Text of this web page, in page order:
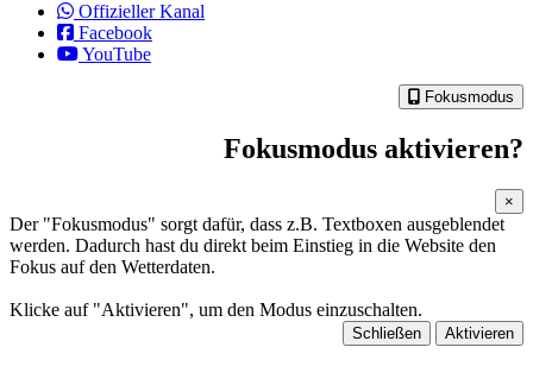
Offizieller Kanal
Facebook
YouTube
Fokusmodus
Fokusmodus aktivieren?
×
Der "Fokusmodus" sorgt dafür, dass z.B. Textboxen ausgeblendet
werden. Dadurch hast du direkt beim Einstieg in die Website den
Fokus auf den Wetterdaten.
Klicke auf "Aktivieren", um den Modus einzuschalten.
Schließen Aktivieren